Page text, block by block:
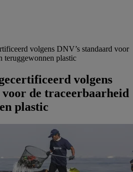
volgens DNV’s standaard voor
teruggewonnen plastic
volgens
voor de traceerbaarheid
plastic